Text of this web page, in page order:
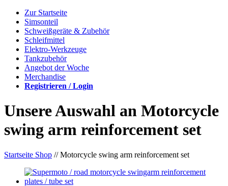
Zur Startseite
Simsonteil
Schweißgeräte & Zubehör
Schleifmittel
Elektro-Werkzeuge
Tankzubehör
Angebot der Woche
Merchandise
Registrieren / Login
Unsere Auswahl an Motorcycle
swing arm reinforcement set
Startseite Shop // Motorcycle swing arm reinforcement set